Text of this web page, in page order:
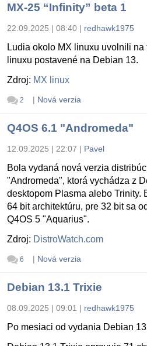
MX-25 “Infinity” beta 1
22.09.2025 | 08:40 | redhawk1975
Ludia okolo MX linuxu uvolnili na
linuxu postavené na Debian 13.
Zdroj: MX linux
2 | Nová verzia
Q4OS 6.1 "Andromeda"
12.09.2025 | 22:07 | Pavel
Bola vydaná nová verzia
"Andromeda", ktorá vychádza z
desktopom Plasma alebo Trinity.
64 bit architektúru, pre 32 bit sa
Q4OS 5 "Aquarius".
Zdroj: DistroWatch.com
6 | Nová verzia
Debian 13.1 Trixie
08.09.2025 | 09:01 | redhawk1975
Po mesiaci od vydania Debian